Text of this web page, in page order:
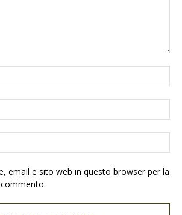
email e sito web in questo browser per la